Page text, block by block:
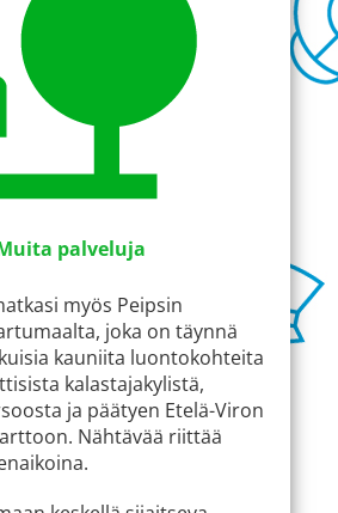
palveluja
myös Peipsin
joka on täynnä
kauniita luontokohteita
kalastajakylistä,
ja päätyen Etelä-Viron
Nähtävää riittää